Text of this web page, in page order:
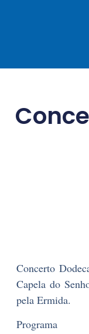
Concerto
Capela do
pela Ermida.
Programa